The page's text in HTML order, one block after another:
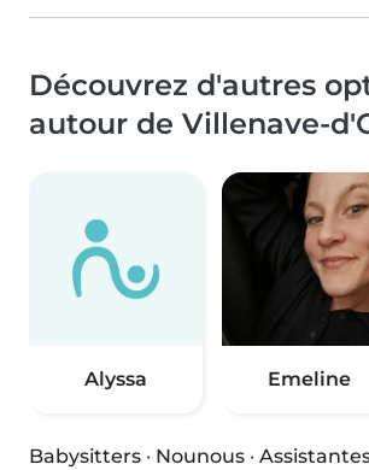
Découvrez d'autres
autour de Villenave-
Alyssa Emeline
Babysitters · Nounous ·